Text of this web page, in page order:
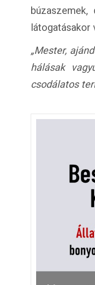
látogatásakor
„Mester,
hálásak
csodálatos